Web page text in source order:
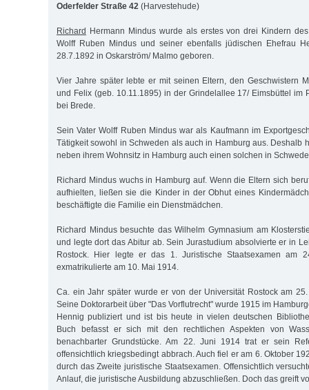
Oderfelder Straße 42 (Harvestehude)
Richard Hermann Mindus wurde als erstes von drei Kindern
Wolff Ruben Mindus und seiner ebenfalls jüdischen Ehefrau
28.7.1892 in Oskarström/ Malmo geboren.
Vier Jahre später lebte er mit seinen Eltern, den Geschwistern
und Felix (geb. 10.11.1895) in der Grindelallee 17/ Eimsbüttel im
bei Brede.
Sein Vater Wolff Ruben Mindus war als Kaufmann im
Tätigkeit sowohl in Schweden als auch in Hamburg aus. Deshalb
neben ihrem Wohnsitz in Hamburg auch einen solchen in
Richard Mindus wuchs in Hamburg auf. Wenn die Eltern sich
aufhielten, ließen sie die Kinder in der Obhut eines
beschäftigte die Familie ein Dienstmädchen.
Richard Mindus besuchte das Wilhelm Gymnasium am
und legte dort das Abitur ab. Sein Jurastudium absolvierte er in
Rostock. Hier legte er das 1. Juristische Staatsexamen am
exmatrikulierte am 10. Mai 1914.
Ca. ein Jahr später wurde er von der Universität Rostock am
Seine Doktorarbeit über "Das Vorflutrecht" wurde 1915 im
Hennig publiziert und ist bis heute in vielen deutschen
Buch befasst er sich mit den rechtlichen Aspekten von
benachbarter Grundstücke. Am 22. Juni 1914 trat er sein
offensichtlich kriegsbedingt abbrach. Auch fiel er am 6. Oktober
durch das Zweite juristische Staatsexamen. Offensichtlich
Anlauf, die juristische Ausbildung abzuschließen. Doch das greift